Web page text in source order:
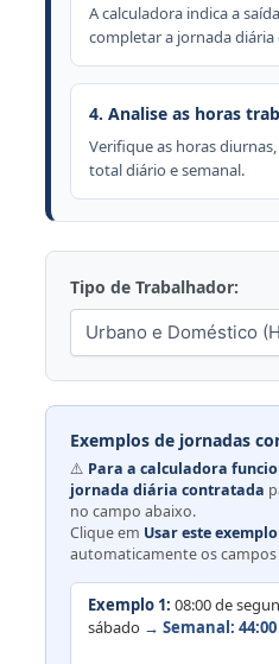
A calculadora indica a
completar a jornada
4. Analise as horas
Verifique as horas
total diário e semanal.
Tipo de Trabalhador:
Exemplos de jornadas
⚠️ Para a calculadora
jornada diária contratada
no campo abaixo.
Clique em Usar este exemplo
automaticamente os
Exemplo 1: 08:00 de
sábado → Semanal: 44:00